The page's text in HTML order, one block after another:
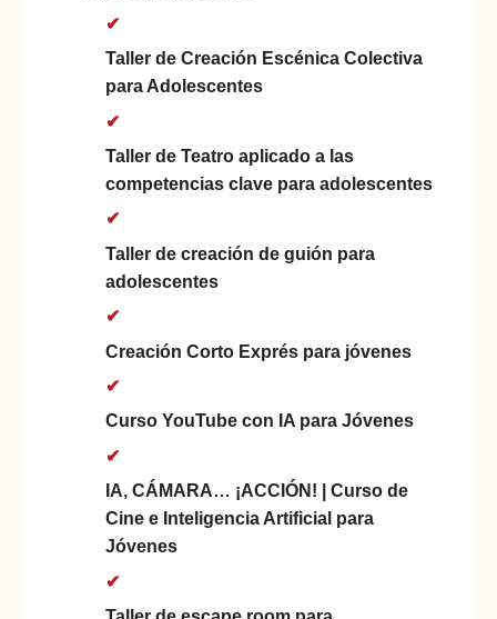
Taller de Creación Escénica Colectiva
para Adolescentes
Taller de Teatro aplicado a las
competencias clave para adolescentes
Taller de creación de guión para
adolescentes
Creación Corto Exprés para jóvenes
Curso YouTube con IA para Jóvenes
IA, CÁMARA… ¡ACCIÓN! | Curso de
Cine e Inteligencia Artificial para
Jóvenes